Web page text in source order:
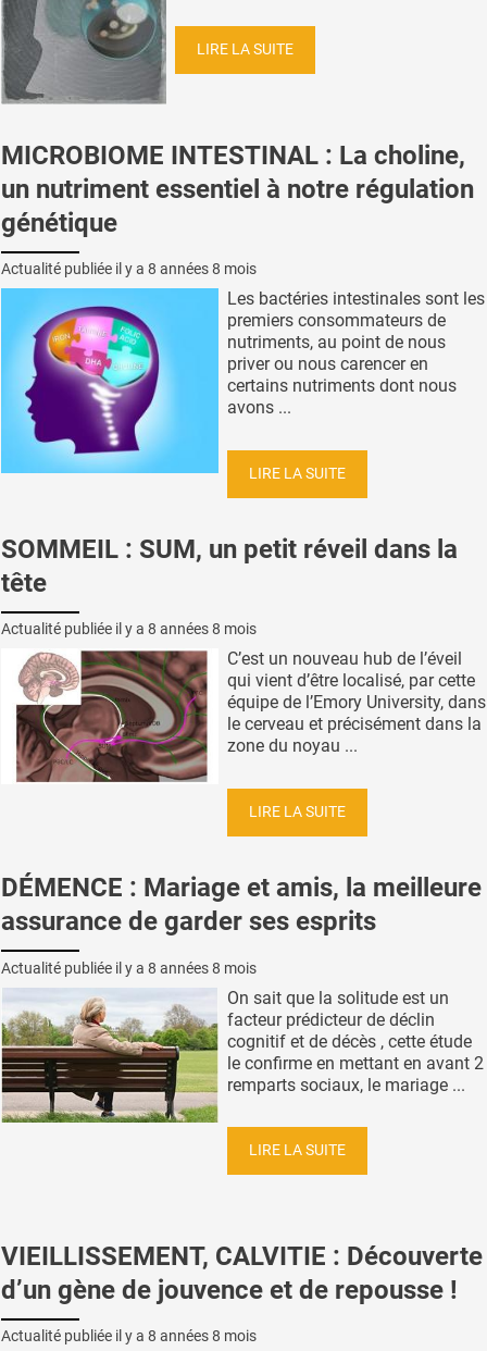
LIRE LA SUITE
MICROBIOME INTESTINAL : La choline,
un nutriment essentiel à notre régulation
génétique
Actualité publiée il y a 8 années 8 mois
Les bactéries intestinales sont les
premiers consommateurs de
nutriments, au point de nous
priver ou nous carencer en
certains nutriments dont nous
avons ...
LIRE LA SUITE
SOMMEIL : SUM, un petit réveil dans la
tête
Actualité publiée il y a 8 années 8 mois
C’est un nouveau hub de l’éveil
qui vient d’être localisé, par cette
équipe de l’Emory University, dans
le cerveau et précisément dans la
zone du noyau ...
LIRE LA SUITE
DÉMENCE : Mariage et amis, la meilleure
assurance de garder ses esprits
Actualité publiée il y a 8 années 8 mois
On sait que la solitude est un
facteur prédicteur de déclin
cognitif et de décès , cette étude
le confirme en mettant en avant 2
remparts sociaux, le mariage ...
LIRE LA SUITE
VIEILLISSEMENT, CALVITIE : Découverte
d’un gène de jouvence et de repousse !
Actualité publiée il y a 8 années 8 mois